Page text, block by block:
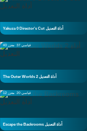
Yakuza 0 Director's Cut أداة التعديل
قياسي 37 معزز 40
The Outer Worlds 2 أداة التعديل
قياسي 20 معزز 12
Escape the Backrooms أداة التعديل